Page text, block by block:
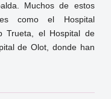
Muchos de estos
como el Hospital
Trueta, el Hospital de
de Olot, donde han